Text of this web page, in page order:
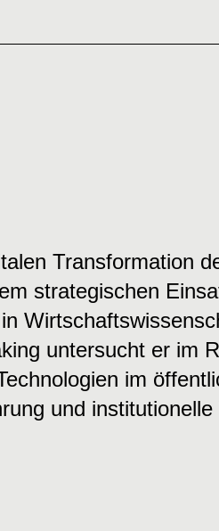
Transformation
strategischen
untersucht er im
im
und institutionelle